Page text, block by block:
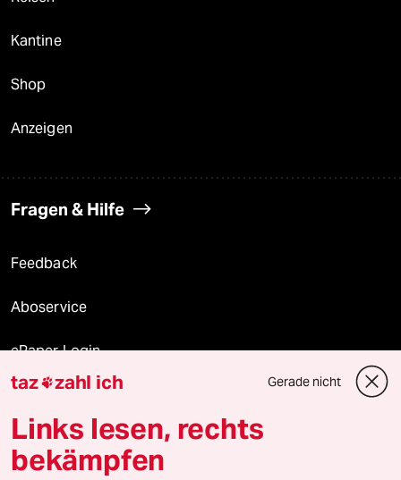
Kantine
Shop
Anzeigen
Fragen & Hilfe
Feedback
Aboservice
ePaper Login
Downloads für Abonnierende
© 2026 taz Verlags und Vertriebs GmbH
taz zahl ich Gerade nicht
Links lesen, rechts
bekämpfen